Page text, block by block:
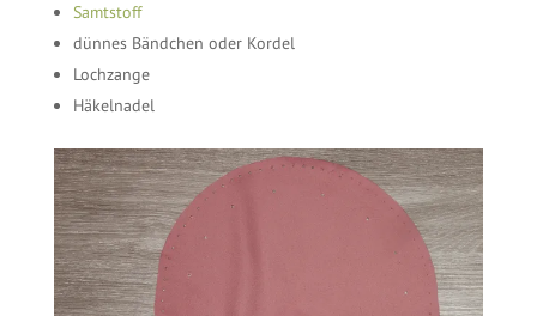
Samtstoff
dünnes Bändchen oder Kordel
Lochzange
Häkelnadel